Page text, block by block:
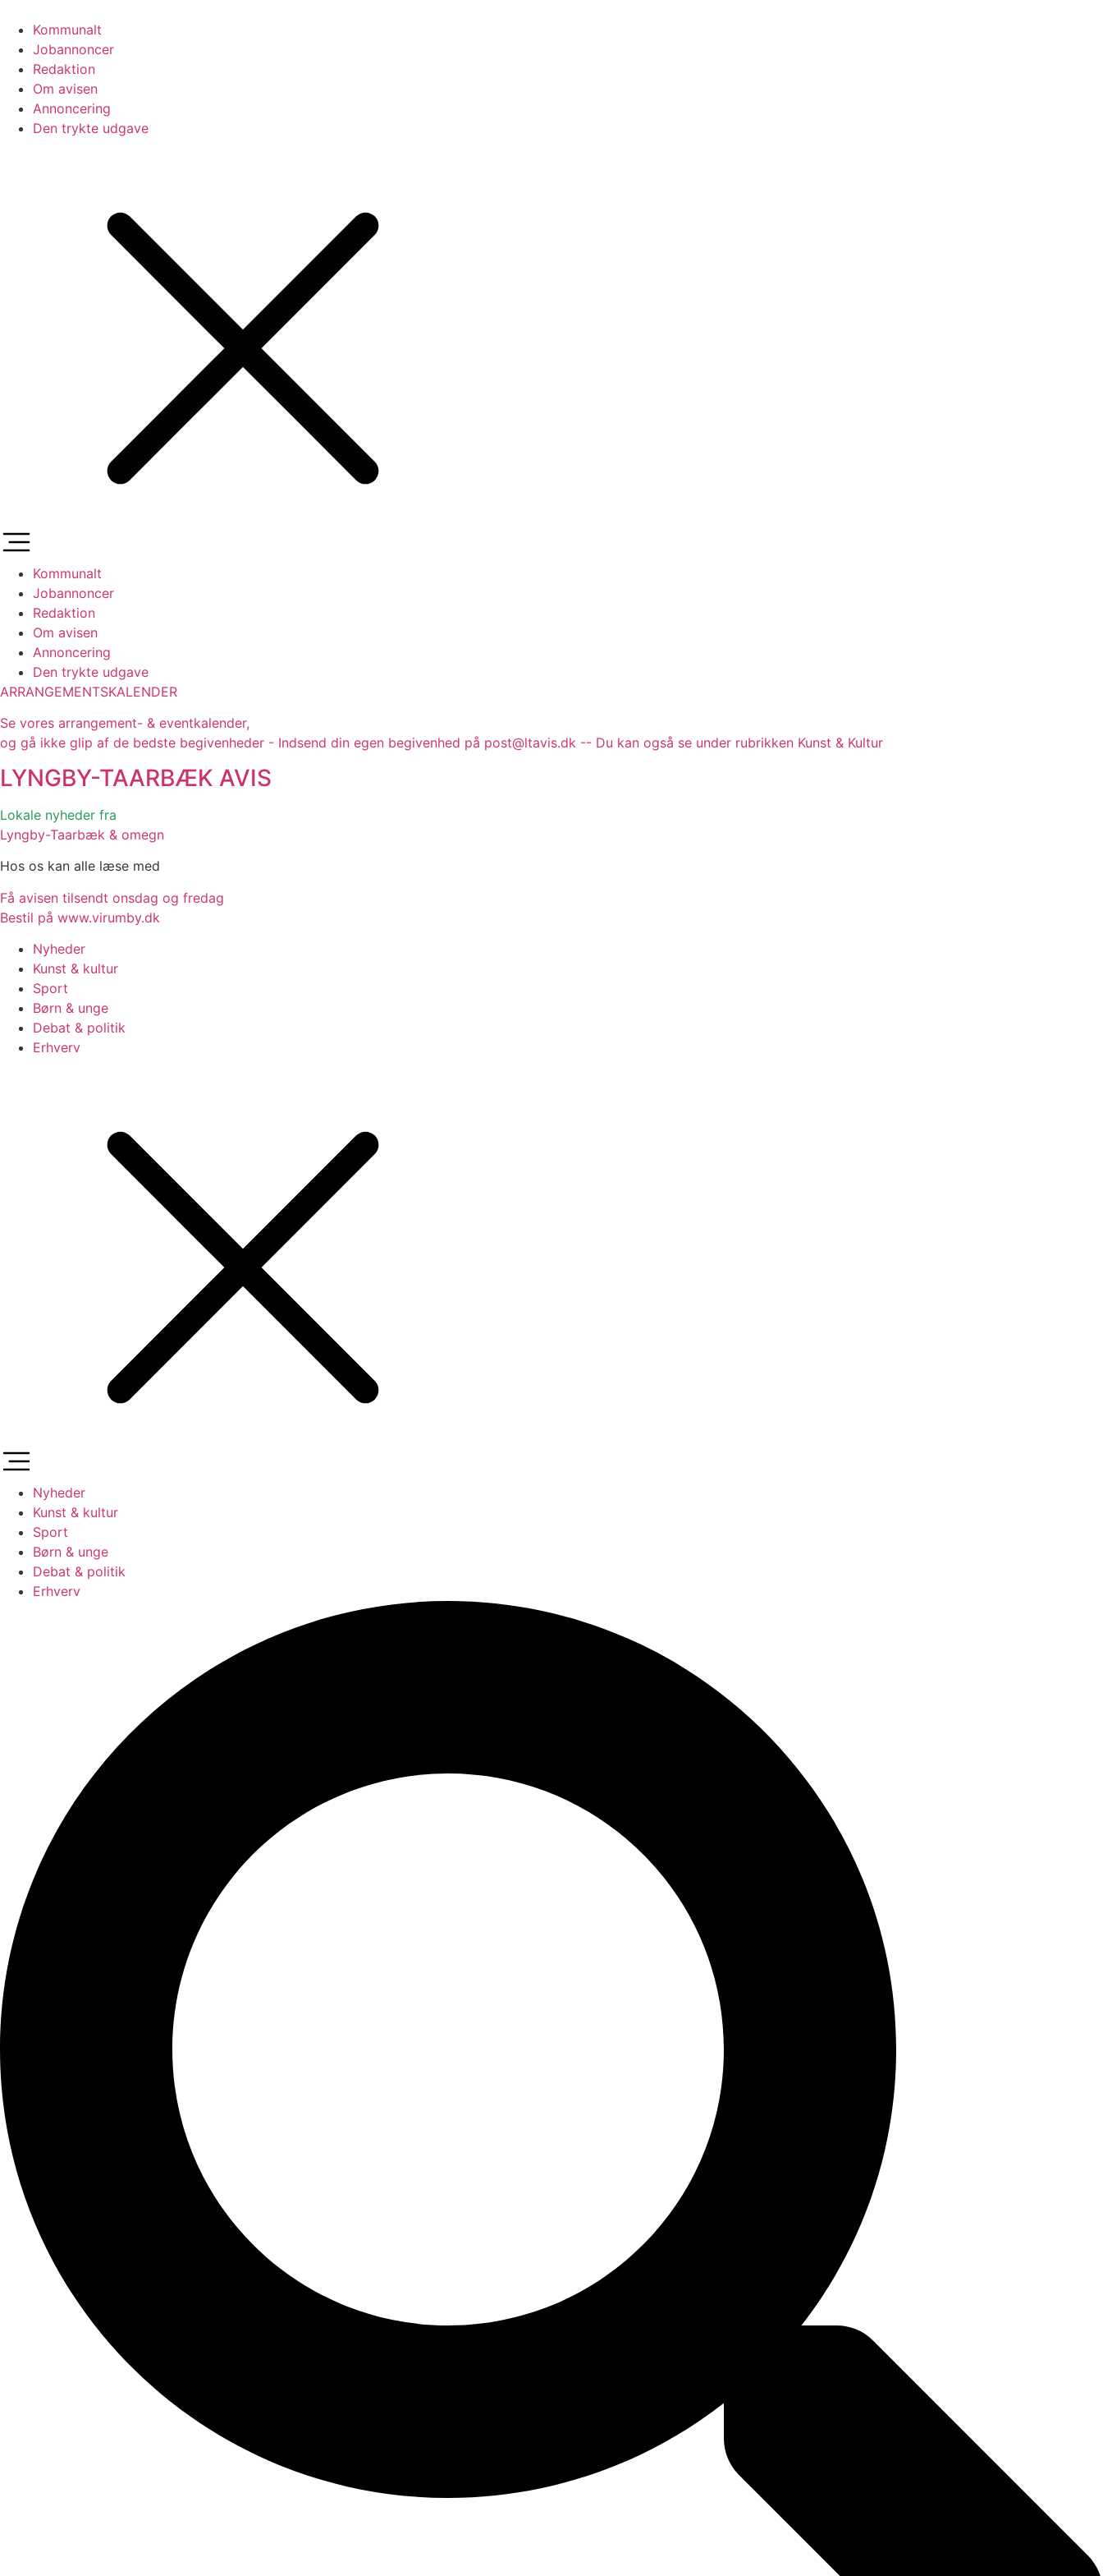
indhold
Kommunalt
Jobannoncer
Redaktion
Om avisen
Annoncering
Den trykte udgave
Kommunalt
Jobannoncer
Redaktion
Om avisen
Annoncering
Den trykte udgave
ARRANGEMENTSKALENDER
Se vores arrangement- & eventkalender,
og gå ikke glip af de bedste begivenheder - Indsend din egen begivenhed på post@ltavis.dk -- Du kan også se under rubrikken Kunst & Kultur
LYNGBY-TAARBÆK AVIS
Lokale nyheder fra
Lyngby-Taarbæk & omegn
Hos os kan alle læse med
Få avisen tilsendt onsdag og fredag
Bestil på www.virumby.dk
Nyheder
Kunst & kultur
Sport
Børn & unge
Debat & politik
Erhverv
Nyheder
Kunst & kultur
Sport
Børn & unge
Debat & politik
Erhverv